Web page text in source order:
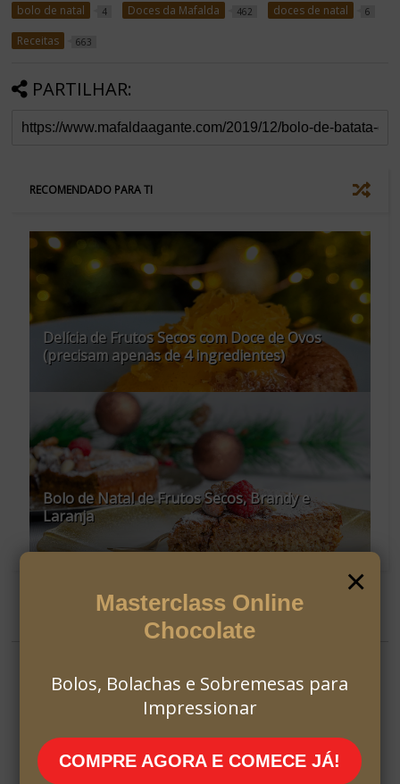
bolo de natal 4 Doces da Mafalda 462 doces de natal 6
Receitas 663
PARTILHAR:
RECOMENDADO PARA TI
Delícia de Frutos Secos com Doce de Ovos
(precisam apenas de 4 ingredientes)
Bolo de Natal de Frutos Secos, Brandy e
Laranja
×
Masterclass Online
Chocolate
Bolos, Bolachas e Sobremesas para
Impressionar
COMPRE AGORA E COMECE JÁ!